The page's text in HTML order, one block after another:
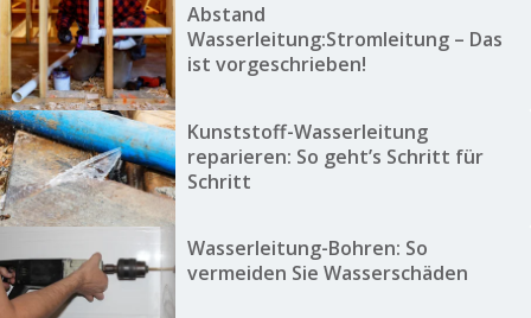
Abstand
Wasserleitung:Stromleitung – Das
ist vorgeschrieben!
Kunststoff-Wasserleitung
reparieren: So geht’s Schritt für
Schritt
Wasserleitung-Bohren: So
vermeiden Sie Wasserschäden